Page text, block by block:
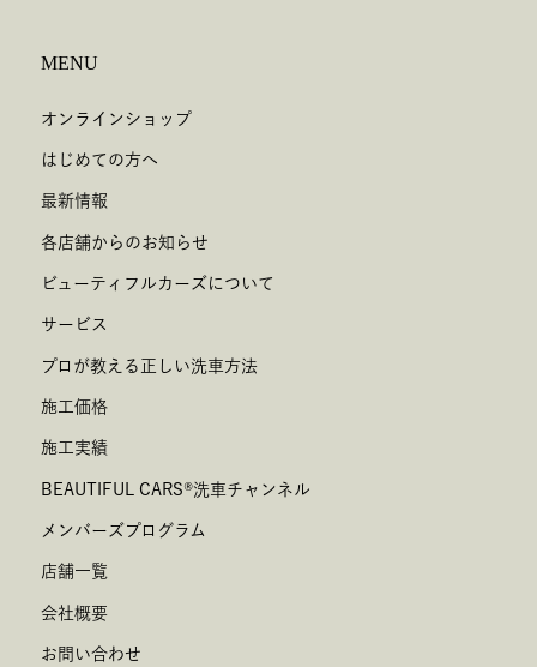
MENU
オンラインショップ
はじめての方へ
最新情報
各店舗からのお知らせ
ビューティフルカーズについて
サービス
プロが教える正しい洗車方法
施工価格
施工実績
BEAUTIFUL CARS®洗車チャンネル
メンバーズプログラム
店舗一覧
会社概要
お問い合わせ